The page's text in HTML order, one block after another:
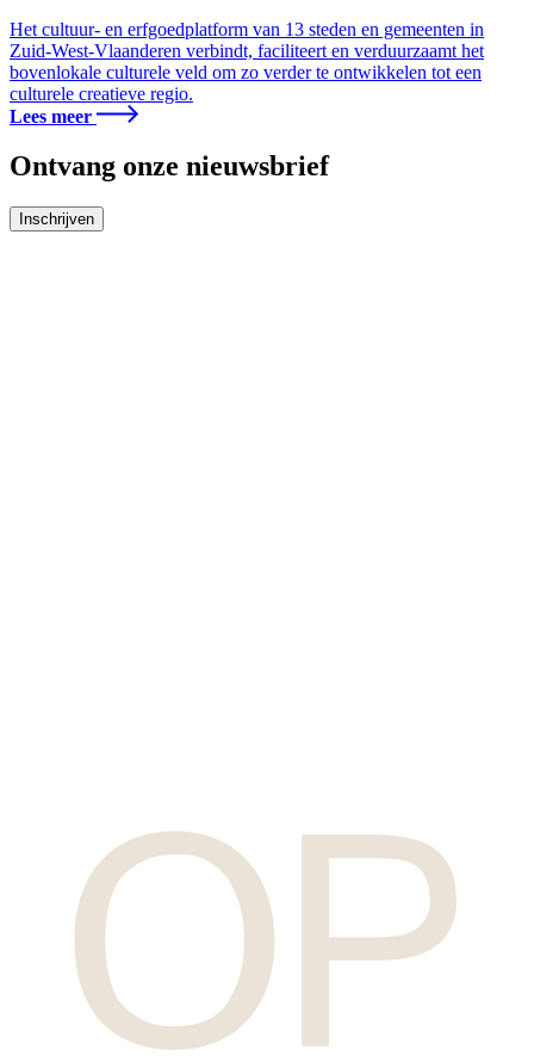
Het cultuur- en erfgoedplatform van 13 steden en gemeenten in
Zuid-West-Vlaanderen verbindt, faciliteert en verduurzaamt het
bovenlokale culturele veld om zo verder te ontwikkelen tot een
culturele creatieve regio.
Lees meer
Ontvang onze nieuwsbrief
Inschrijven